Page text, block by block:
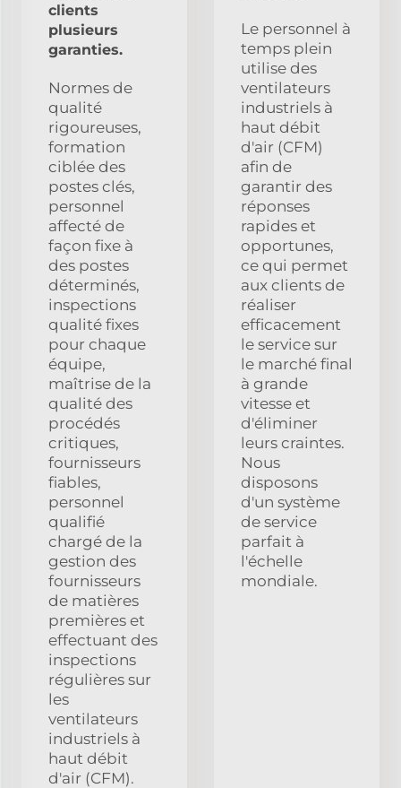
clients
plusieurs
garanties.
Normes de
qualité
rigoureuses,
formation
ciblée des
postes clés,
personnel
affecté de
façon fixe à
des postes
déterminés,
inspections
qualité fixes
pour chaque
équipe,
maîtrise de la
qualité des
procédés
critiques,
fournisseurs
fiables,
personnel
qualifié
chargé de la
gestion des
fournisseurs
de matières
premières et
effectuant des
inspections
régulières sur
les
ventilateurs
industriels à
haut débit
d'air (CFM).
Le personnel à
temps plein
utilise des
ventilateurs
industriels à
haut débit
d'air (CFM)
afin de
garantir des
réponses
rapides et
opportunes,
ce qui permet
aux clients de
réaliser
efficacement
le service sur
le marché final
à grande
vitesse et
d'éliminer
leurs craintes.
Nous
disposons
d'un système
de service
parfait à
l'échelle
mondiale.